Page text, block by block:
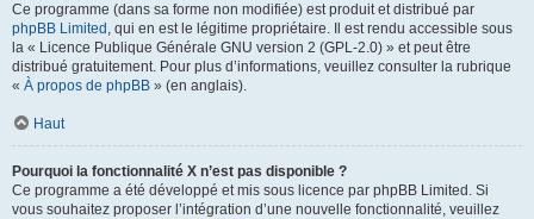
Ce programme (dans sa forme non modifiée) est produit et distribué par
phpBB Limited , qui en est le légitime propriétaire. Il est rendu accessible sous
la « Licence Publique Générale GNU version 2 (GPL-2.0) » et peut être
distribué gratuitement. Pour plus d’informations, veuillez consulter la rubrique
« À propos de phpBB » (en anglais).
Haut
Pourquoi la fonctionnalité X n’est pas disponible ?
Ce programme a été développé et mis sous licence par phpBB Limited. Si
vous souhaitez proposer l’intégration d’une nouvelle fonctionnalité, veuillez